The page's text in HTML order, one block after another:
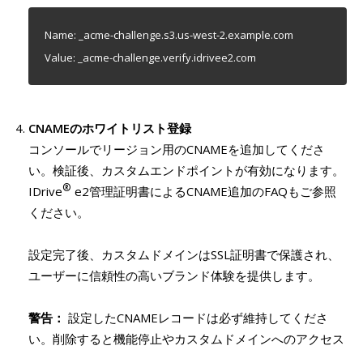
Name: _acme-challenge.s3.us-west-2.example.com
Value: _acme-challenge.verify.idrivee2.com
CNAMEのホワイトリスト登録
コンソールでリージョン用のCNAMEを追加してくださ
い。検証後、カスタムエンドポイントが有効になります。
IDrive® e2管理証明書によるCNAME追加のFAQもご参照
ください。
設定完了後、カスタムドメインはSSL証明書で保護され、
ユーザーに信頼性の高いブランド体験を提供します。
警告： 設定したCNAMEレコードは必ず維持してくださ
い。削除すると機能停止やカスタムドメインへのアクセス